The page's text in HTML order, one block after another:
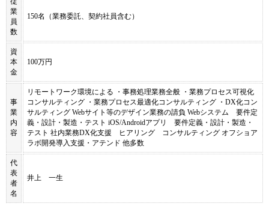
業
員
数
150名（業務委託、契約社員含む）
資
本
金
100万円
事
業
内
容
リモートワーク環境による ・事務処理業務全般 ・業務プロセス可視化
コンサルティング ・業務プロセス最適化コンサルティング ・DX化コン
サルティング Webサイト等のデザイン業務の請負 Webシステム 要件定
義・設計・製造・テスト iOS/Androidアプリ 要件定義・設計・製造・
テスト 社内業務DX化支援 ヒアリング コンサルティング オフショア
ラボ開発導入支援・アテンド 他多数
代
表
者
名
井上 一生